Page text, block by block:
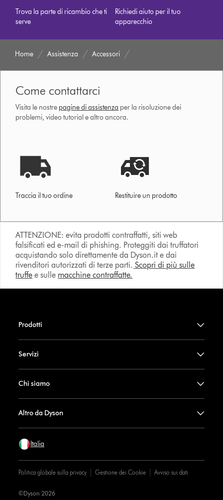
Trova la parte di ricambio che ti
serve
Richiedi aiuto per il tuo
apparecchio
Home Assistenza Accessori
Come contattarci
Visita le nostre pagine di assistenza per la risoluzione dei
problemi, video tutorial e altro ancora.
Traccia il tuo ordine Restituire un prodotto
ATTENZIONE: evita prodotti contraffatti, siti web
falsificati ed e-mail di phishing. Proteggiti dai truffatori
acquistando solo direttamente da Dyson.it e dai
rivenditori autorizzati di terze parti. Scopri di più sulle
truffe e sulle macchine contraffatte.
Prodotti
Servizi
Chi siamo
Altro da Dyson
Italia
Politica globale sulla privacy Gestione dei Cookie Avviso sui dati
©Dyson 2026